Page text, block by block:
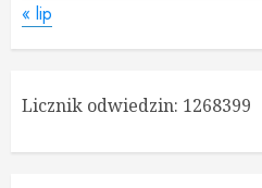
« lip
Licznik odwiedzin: 1268399